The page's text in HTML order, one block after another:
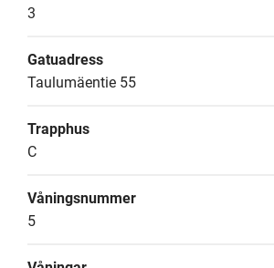
3
Gatuadress
Taulumäentie 55
Trapphus
C
Våningsnummer
5